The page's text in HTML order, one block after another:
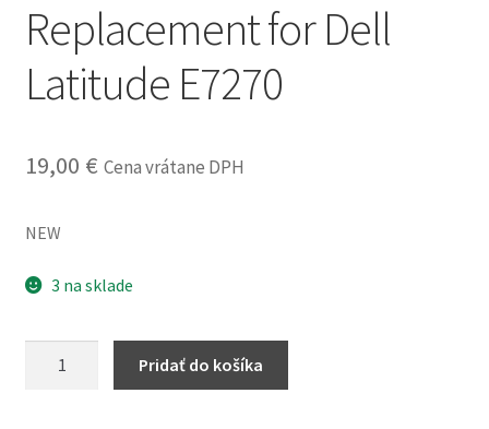
obchodné
podmienky
Replacement for Dell
Latitude E7270
19,00 € Cena vrátane DPH
NEW
3 na sklade
Pridať do košíka